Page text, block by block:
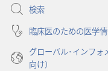
開
く）
検索
臨床医のための医学
グローバル･インフォ
向け）